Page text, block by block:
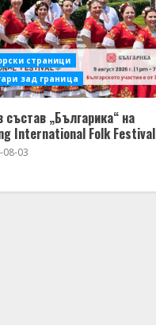
страници
зад граница
състав „Българика“ на
International Folk Festival
08-03